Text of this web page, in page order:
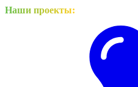
Наши проекты: